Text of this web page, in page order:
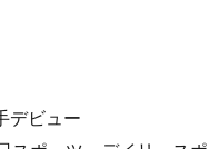
デビュー